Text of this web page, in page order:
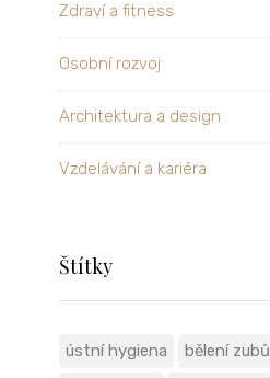
Zdraví a fitness
Osobní rozvoj
Architektura a design
Vzdelávání a kariéra
Štítky
ústní hygiena
bělení zubů